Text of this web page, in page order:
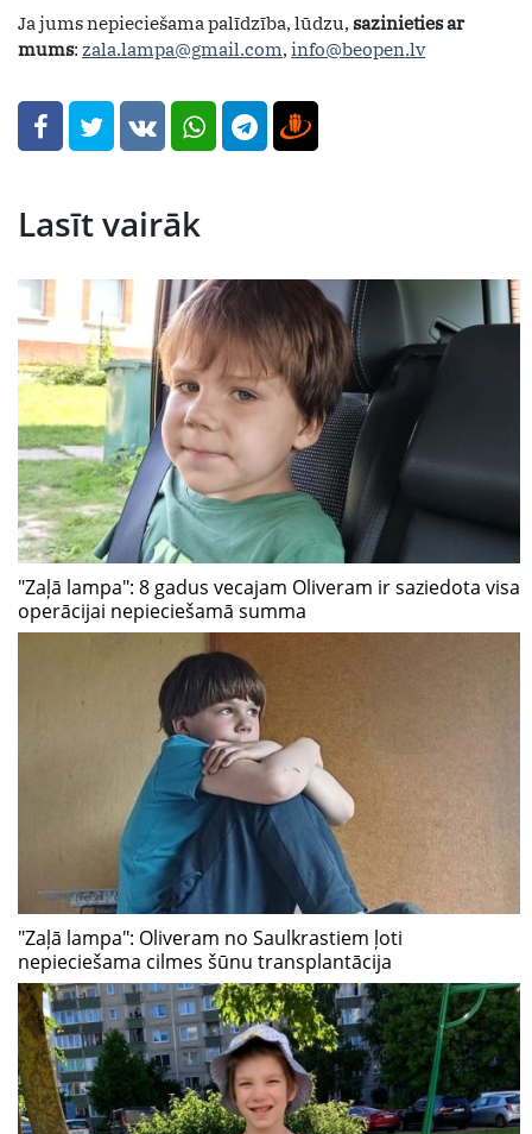
Ja jums nepieciešama palīdzība, lūdzu, sazinieties ar
mums: zala.lampa@gmail.com, info@beopen.lv
Lasīt vairāk
"Zaļā lampa": 8 gadus vecajam Oliveram ir saziedota visa
operācijai nepieciešamā summa
"Zaļā lampa": Oliveram no Saulkrastiem ļoti
nepieciešama cilmes šūnu transplantācija